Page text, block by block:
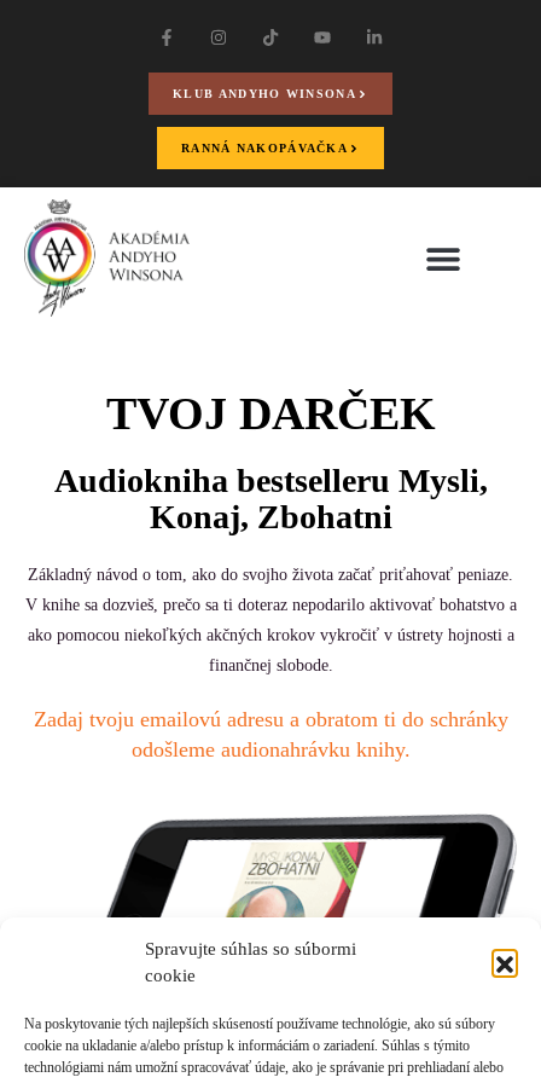
Spravujte súhlas so súbormi
cookie
Na poskytovanie tých najlepších skúseností používame technológie, ako sú súbory
cookie na ukladanie a/alebo prístup k informáciám o zariadení. Súhlas s týmito
technológiami nám umožní spracovávať údaje, ako je správanie pri prehliadaní alebo
KLUB ANDYHO WINSONA
RANNÁ NAKOPÁVAČKA
TVOJ DARČEK
Audiokniha bestselleru Mysli,
Konaj, Zbohatni
Základný návod o tom, ako do svojho života začať priťahovať peniaze.
V knihe sa dozvieš, prečo sa ti doteraz nepodarilo aktivovať bohatstvo a
ako pomocou niekoľkých akčných krokov vykročiť v ústrety hojnosti a
finančnej slobode.
Zadaj tvoju emailovú adresu a obratom ti do schránky
odošleme audionahrávku knihy.